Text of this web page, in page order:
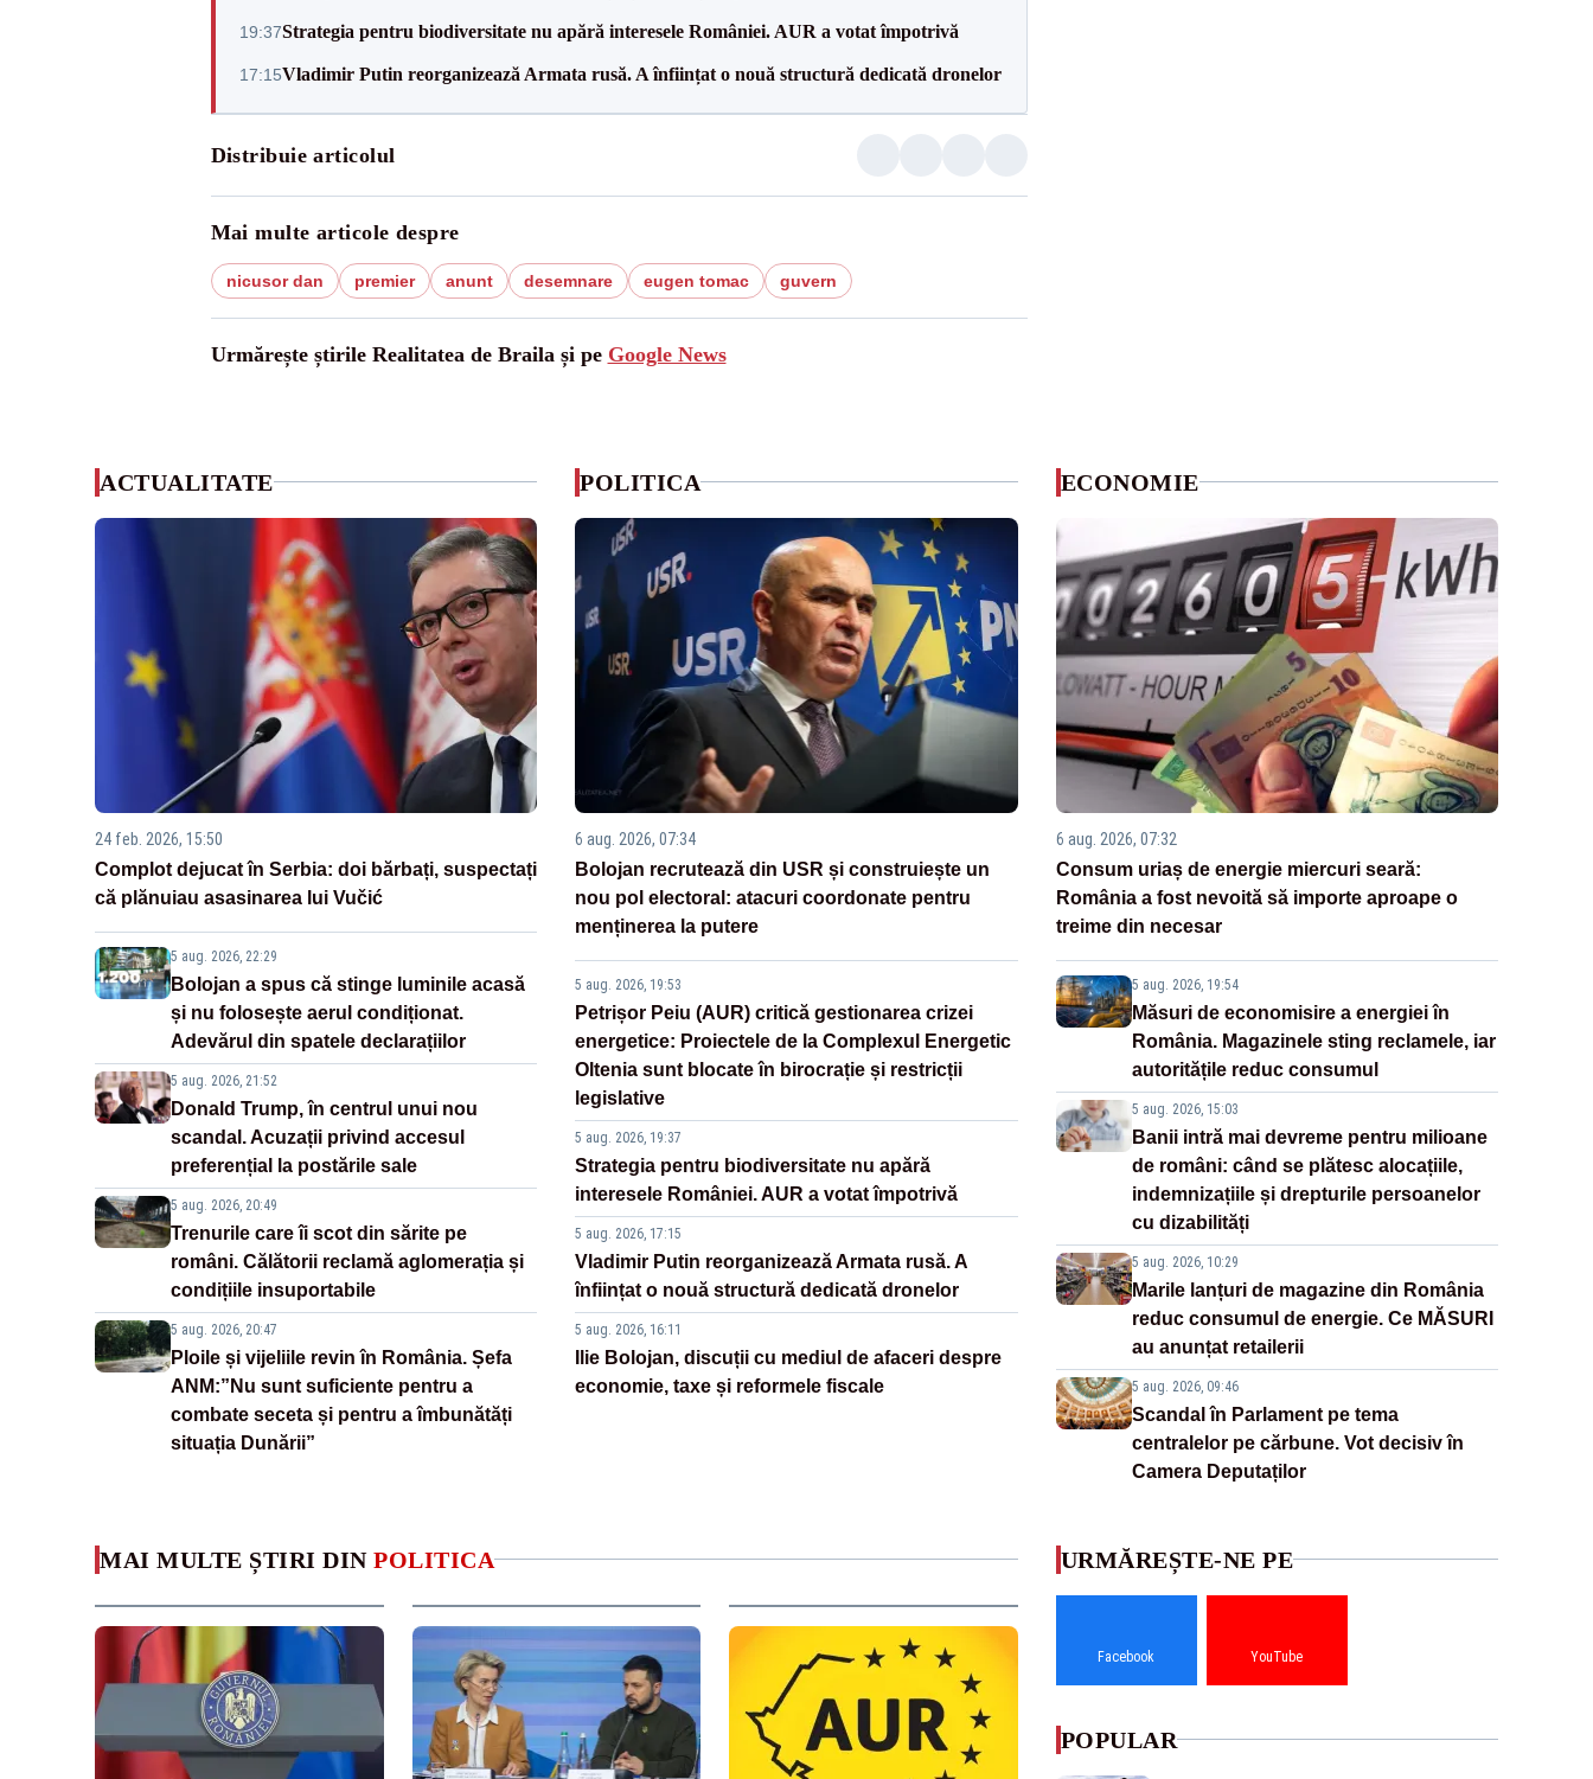
19:37Strategia pentru biodiversitate nu apără interesele României. AUR a votat împotrivă
17:15Vladimir Putin reorganizează Armata rusă. A înființat o nouă structură dedicată dronelor
Distribuie articolul
Mai multe articole despre
nicusor dan premier anunt desemnare eugen tomac guvern
Urmărește știrile Realitatea de Braila și pe Google News
ACTUALITATE
24 feb. 2026, 15:50
Complot dejucat în Serbia: doi bărbați, suspectați
că plănuiau asasinarea lui Vučić
5 aug. 2026, 22:29
Bolojan a spus că stinge luminile acasă
și nu folosește aerul condiționat.
Adevărul din spatele declarațiilor
5 aug. 2026, 21:52
Donald Trump, în centrul unui nou
scandal. Acuzații privind accesul
preferențial la postările sale
5 aug. 2026, 20:49
Trenurile care îi scot din sărite pe
români. Călătorii reclamă aglomerația și
condițiile insuportabile
5 aug. 2026, 20:47
Ploile și vijeliile revin în România. Șefa
ANM:”Nu sunt suficiente pentru a
combate seceta și pentru a îmbunătăți
situația Dunării”
POLITICA
6 aug. 2026, 07:34
Bolojan recrutează din USR și construiește un
nou pol electoral: atacuri coordonate pentru
menținerea la putere
5 aug. 2026, 19:53
Petrișor Peiu (AUR) critică gestionarea crizei
energetice: Proiectele de la Complexul Energetic
Oltenia sunt blocate în birocrație și restricții
legislative
5 aug. 2026, 19:37
Strategia pentru biodiversitate nu apără
interesele României. AUR a votat împotrivă
5 aug. 2026, 17:15
Vladimir Putin reorganizează Armata rusă. A
înființat o nouă structură dedicată dronelor
5 aug. 2026, 16:11
Ilie Bolojan, discuții cu mediul de afaceri despre
economie, taxe și reformele fiscale
ECONOMIE
6 aug. 2026, 07:32
Consum uriaș de energie miercuri seară:
România a fost nevoită să importe aproape o
treime din necesar
5 aug. 2026, 19:54
Măsuri de economisire a energiei în
România. Magazinele sting reclamele, iar
autoritățile reduc consumul
5 aug. 2026, 15:03
Banii intră mai devreme pentru milioane
de români: când se plătesc alocațiile,
indemnizațiile și drepturile persoanelor
cu dizabilități
5 aug. 2026, 10:29
Marile lanțuri de magazine din România
reduc consumul de energie. Ce MĂSURI
au anunțat retailerii
5 aug. 2026, 09:46
Scandal în Parlament pe tema
centralelor pe cărbune. Vot decisiv în
Camera Deputaților
MAI MULTE ȘTIRI DIN POLITICA URMĂREȘTE-NE PE
Facebook YouTube
POPULAR